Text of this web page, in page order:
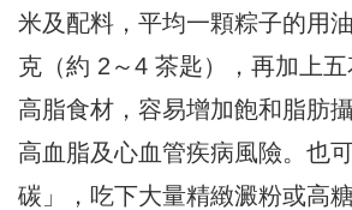
米及配料，平均一顆粽子的用
克（約 2～4 茶匙），再加上
高脂食材，容易增加飽和脂肪
高血脂及心血管疾病風險。也
碳」，吃下大量精緻澱粉或高